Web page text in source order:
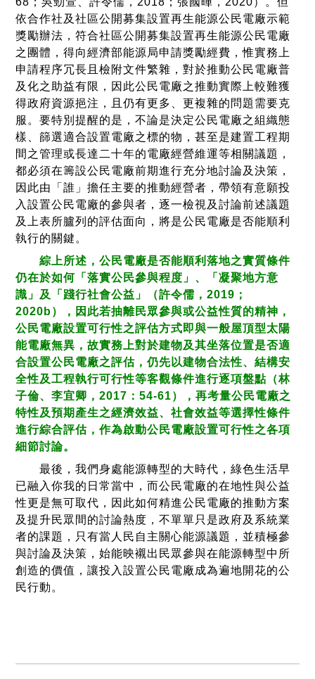
依合作社及社區公開募集設置再生能源公民電廠示範
獎勵辦法，符合社區公開募集設置再生能源公民電廠
之團體，得向經濟部能源局申請獎勵經費，惟實務上
申請程序冗長且檢附文件繁雜，對於推動公民電廠普
及化之助益有限，因此公民電廠之推動實際上較難獲
得政府資源挹注，且仍有更多、更複雜的問題需要克
服。要特別提醒的是，不論是決定公民電廠之組織態
樣、篩選適合設置電廠之標的物，甚至是建置工程期
間之管理或長達二十年的電廠經營維運等相關議題，
都必須在籌設公民電廠前期進行充分地討論及決策，
因此由「誰」擔任主要的推動經營者，帶領有意願投
入設置公民電廠的參與者，逐一檢視及討論前述議題
及上表所臚列的評估面向，將是公民電廠是否能順利
執行的關鍵。
綜上所述，公民電廠是否能順利落地之實質條件
仍在於如何「落實公民參與程度」、「凝聚地方意
識」及「踐行社會公益」（許令儒，2019；
2020b），因此若抽離民眾參與或公益性質的精神，
公民電廠設置可行性之評估方式即與一般屋頂型太陽
能電廠無異，故實務上對於建物及其坐落位置是否適
合設置公民電廠之評估，仍先以建物合法性、結構安
全性及工程執行可行性等客觀條件進行逐項盤點（林
子倫、李宜卿，2017：54-61），再考量公民電廠之
特性及預期產生之經濟效益、社會效益等選擇性條件
進行綜合評估，作為啟動公民電廠設置可行性之各項
細節討論。
最後，我們身處能源轉型的大時代，綠色生活早
已融入你我的日常當中，而公民電廠的在地性與公益
性更是無可取代，因此如何精進公民電廠的推動方案
及提升民眾間的討論熱度，不單單只是政府及系統業
者的課題，只有當人民自主關心能源議題，並積極參
與討論及決策，始能映襯出民眾參與在能源轉型中所
創造的價值，讓投入設置公民電廠成為遍地開花的公
民行動。